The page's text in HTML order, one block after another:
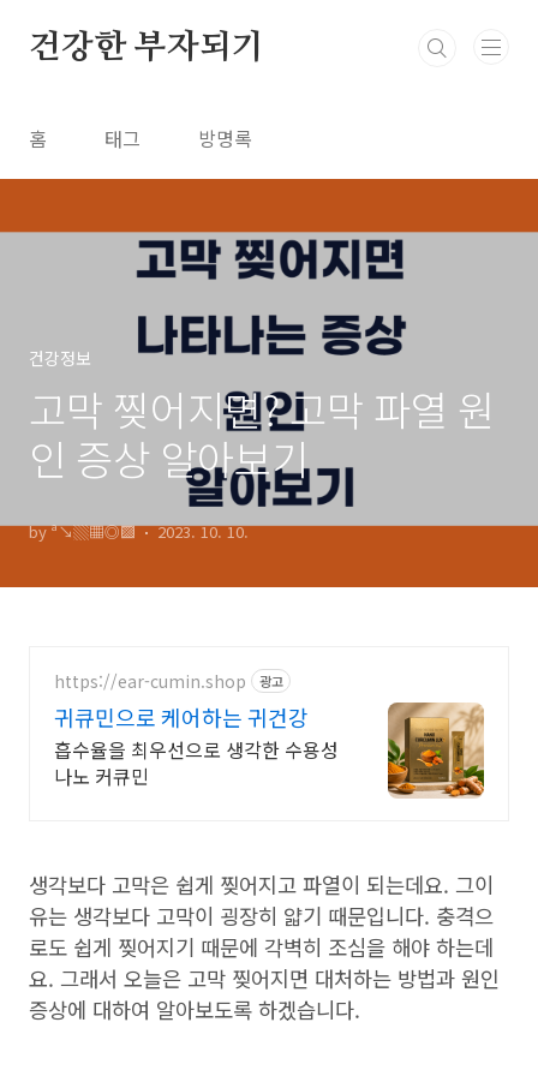
건강한 부자되기
홈 태그 방명록
건강정보
고막 찢어지면? 고막 파열 원
인 증상 알아보기
by ª↘▒▦◎▩ 2023. 10. 10.
https://ear-cumin.shop 광고
귀큐민으로 케어하는 귀건강
흡수율을 최우선으로 생각한 수용성
나노 커큐민
생각보다 고막은 쉽게 찢어지고 파열이 되는데요. 그이
유는 생각보다 고막이 굉장히 얇기 때문입니다. 충격으
로도 쉽게 찢어지기 때문에 각벽히 조심을 해야 하는데
요. 그래서 오늘은 고막 찢어지면 대처하는 방법과 원인
증상에 대하여 알아보도록 하겠습니다.